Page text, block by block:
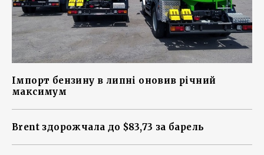
Імпорт бензину в липні оновив річний
максимум
Brent здорожчала до $83,73 за барель